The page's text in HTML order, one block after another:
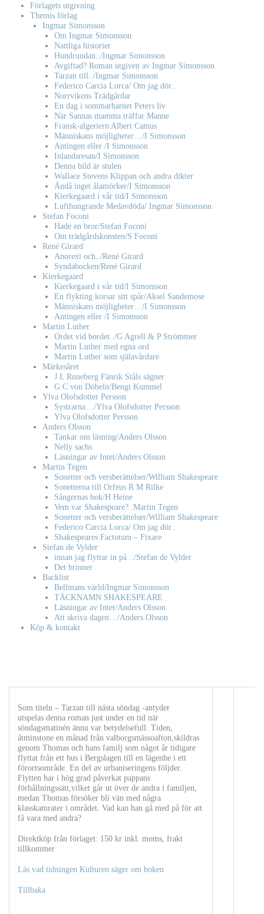
Förlagets utgivning
Themis förlag
Ingmar Simonsson
Om Ingmar Simonsson
Nattliga historier
Hundrundan../Ingmar Simonsson
Avgiftad? Roman utgiven av Ingmar Simonsson
Tarzan till../Ingmar Simonsson
Federico Carcia Lorca/ Om jag dör..
Norrvikens Trädgårdar
En dag i sommarbarnet Peters liv
När Sannas mamma träffar Manne
Fransk-algeriern Albert Camus
Människans möjligheter…/I Simonsson
Antingen eller /I Simonsson
Inlandsresan/I Simonsson
Denna bild är stulen
Wallace Stevens Klippan och andra dikter
Ändå inget ålamörker/I Simonsson
Kierkegaard i vår tid/I Simonsson
Lufthungrande Medavdöda/ Ingmar Simonsson
Stefan Foconi
Hade en bror/Stefan Foconi
Om trädgårdskonsten/S Foconi
René Girard
Anorexi och../René Girard
Syndabocken/René Girard
Kierkegaard
Kierkegaard i vår tid/I Simonsson
En flykting korsar sitt spår/Aksel Sandemose
Människans möjligheter…/I Simonsson
Antingen eller /I Simonsson
Martin Luther
Ordet vid bordet../G Agrell & P Strömmer
Martin Luther med egna ord
Martin Luther som själavårdare
Märkesåret
J L Runeberg Fänrik Ståls sägner
G C von Döbeln/Bengt Kummel
Ylva Olofsdotter Persson
Systrarna…/Ylva Olofsdotter Persson
Ylva Olofsdotter Persson
Anders Olsson
Tankar om läsning/Anders Olsson
Nelly sachs
Läsningar av Intet/Anders Olsson
Martin Tegen
Sonetter och versberättelser/William Shakespeare
Sonetterna till Orfeus R M Rilke
Sångernas bok/H Heine
Vem var Shakespeare?..Martin Tegen
Sonetter och versberättelser/William Shakespeare
Federico Carcia Lorca/ Om jag dör..
Shakespeares Factotum – Fixare
Stefan de Vylder
innan jag flyttar in på ../Stefan de Vylder
Det brinner
Backlist
Bellmans värld/Ingmar Simonsson
TÄCKNAMN SHAKESPEARE
Läsningar av Intet/Anders Olsson
Att skriva dagen…/Anders Olsson
Köp & kontakt
Som titeln – Tarzan till nästa söndag -antyder
utspelas denna roman just under en tid när
söndagsmatinén ännu var betydelsefull. Tiden,
åtminstone en månad från valborgsmässoafton,skildras
genom Thomas och hans familj som något år tidigare
flyttat från ett hus i Bergslagen till en lägenhe i ett
förortsområde. En del av urbaniseringens följder.
Flytten har i hög grad påverkat pappans
förhållningssätt,vilket går ut över de andra i familjen,
medan Thomas försöker bli vän med några
klasskamrater i området. Vad kan han gå med på för att
få vara med andra?
Direktköp från förlaget: 150 kr inkl. moms, frakt
tillkommer
Läs vad tidningen Kulturen säger om boken
Tillbaka